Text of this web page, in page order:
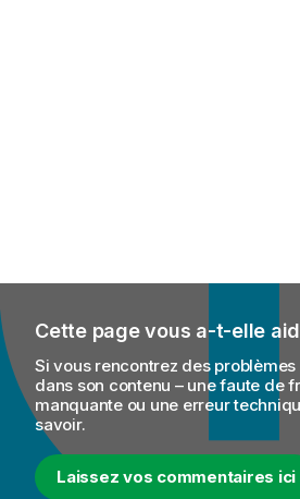
Cette page vous a-t-elle
Si vous rencontrez des
dans son contenu – une faute de
manquante ou une erreur
savoir.
Laissez vos commentaires ici